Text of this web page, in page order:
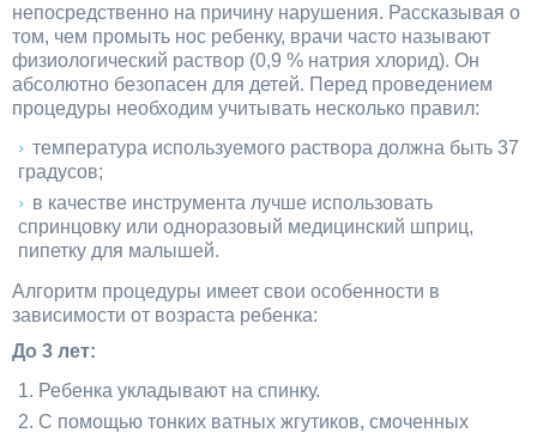
непосредственно на причину нарушения. Рассказывая о
том, чем промыть нос ребенку, врачи часто называют
физиологический раствор (0,9 % натрия хлорид). Он
абсолютно безопасен для детей. Перед проведением
процедуры необходим учитывать несколько правил:
температура используемого раствора должна быть 37
градусов;
в качестве инструмента лучше использовать
спринцовку или одноразовый медицинский шприц,
пипетку для малышей.
Алгоритм процедуры имеет свои особенности в
зависимости от возраста ребенка:
До 3 лет:
Ребенка укладывают на спинку.
С помощью тонких ватных жгутиков, смоченных